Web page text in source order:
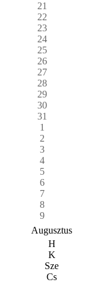
21
22
23
24
25
26
27
28
29
30
31
1
2
3
4
5
6
7
8
9
Augusztus
H
K
Sze
Cs